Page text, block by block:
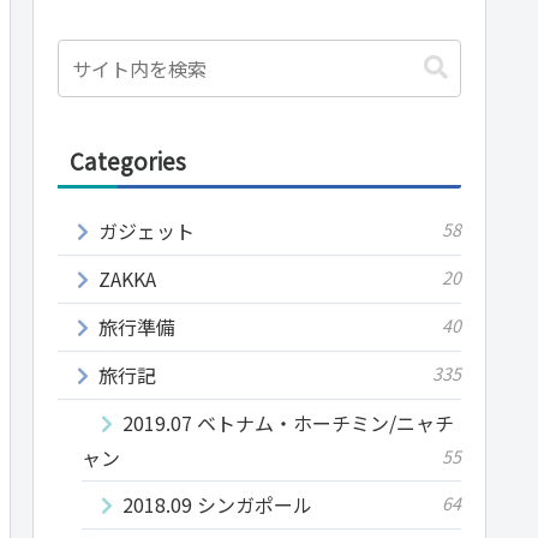
Categories
ガジェット 58
ZAKKA 20
旅行準備 40
旅行記 335
2019.07 ベトナム・ホーチミン/ニャチ
ャン
55
2018.09 シンガポール 64